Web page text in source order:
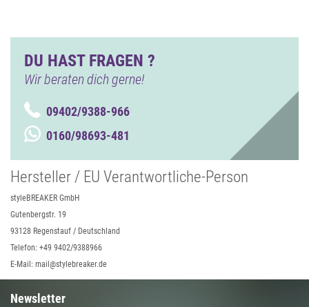
DU HAST FRAGEN ?
Wir beraten dich gerne!
09402/9388-966
0160/98693-481
Hersteller / EU Verantwortliche-Person
styleBREAKER GmbH
Gutenbergstr. 19
93128 Regenstauf / Deutschland
Telefon: +49 9402/9388966
E-Mail: mail@stylebreaker.de
Newsletter